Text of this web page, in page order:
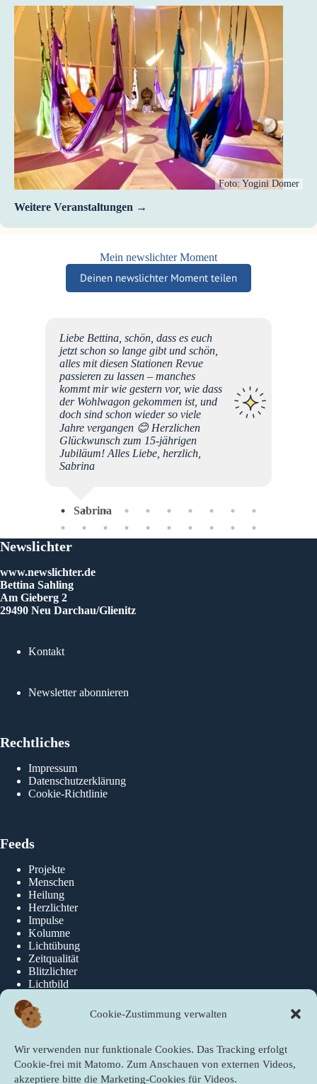
Cookie-Zustimmung verwalten
Wir verwenden nur funktionale Cookies. Das Tracking erfolgt
Cookie-frei mit Matomo. Zum Anschauen von externen Videos,
akzeptiere bitte die Marketing-Cookies für Videos.
Foto: Yogini Domer
Weitere Veranstaltungen
Mein newslichter Moment
Deinen newslichter Moment teilen
Liebe Bettina, schön, dass es euch
jetzt schon so lange gibt und schön,
alles mit diesen Stationen Revue
passieren zu lassen – manches
kommt mir wie gestern vor, wie dass
der Wohlwagon gekommen ist, und
doch sind schon wieder so viele
Jahre vergangen 😊 Herzlichen
Glückwunsch zum 15-jährigen
Jubiläum! Alles Liebe, herzlich,
Sabrina
Sabrina
Newslichter
www.newslichter.de
Bettina Sahling
Am Gieberg 2
29490 Neu Darchau/Glienitz
Kontakt
Newsletter abonnieren
Rechtliches
Impressum
Datenschutzerklärung
Cookie-Richtlinie
Feeds
Projekte
Menschen
Heilung
Herzlichter
Impulse
Kolumne
Lichtübung
Zeitqualität
Blitzlichter
Lichtbild
Über Uns